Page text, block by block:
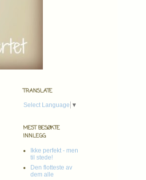
TRANSLATE
Select Language ▼
MEST BESØKTE
INNLEGG
Ikke perfekt - men
til stede!
Den flotteste av
dem alle